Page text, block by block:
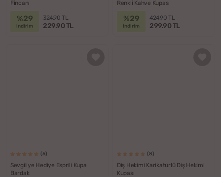
Fincanı
%29
indirim
324.90 TL
229.90 TL
Renkli Kahve Kupası
%29
indirim
424.90 TL
299.90 TL
(5)
Sevgiliye Hediye Esprili Kupa
Bardak
(8)
Diş Hekimi Karikatürlü Diş Hekimi
Kupası